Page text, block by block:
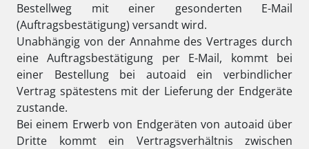
Bestellweg mit einer gesonderten E-Mail
(Auftragsbestätigung) versandt wird.
Unabhängig von der Annahme des Vertrages durch
eine Auftragsbestätigung per E-Mail, kommt bei
einer Bestellung bei autoaid ein verbindlicher
Vertrag spätestens mit der Lieferung der Endgeräte
zustande.
Bei einem Erwerb von Endgeräten von autoaid über
Dritte kommt ein Vertragsverhältnis zwischen